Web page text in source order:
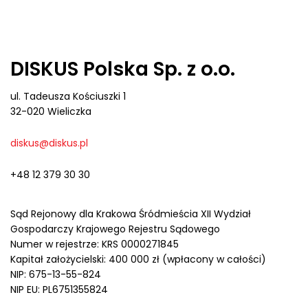
DISKUS Polska Sp. z o.o.
ul. Tadeusza Kościuszki 1
32-020 Wieliczka
diskus@diskus.pl
+48 12 379 30 30
Sąd Rejonowy dla Krakowa Śródmieścia XII Wydział
Gospodarczy Krajowego Rejestru Sądowego
Numer w rejestrze: KRS 0000271845
Kapitał założycielski: 400 000 zł (wpłacony w całości)
NIP: 675-13-55-824
NIP EU: PL6751355824